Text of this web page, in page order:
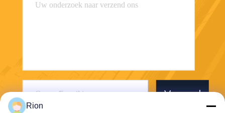
Verzend
Rion